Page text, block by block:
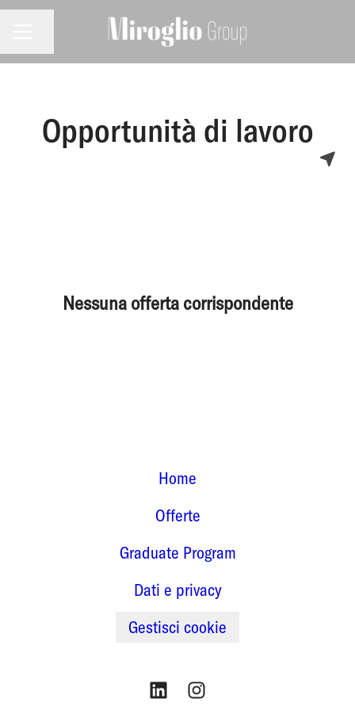
Condividi la pagina
Opportunità di lavoro
Nessuna offerta corrispondente
Home
Offerte
Graduate Program
Dati e privacy
Gestisci cookie